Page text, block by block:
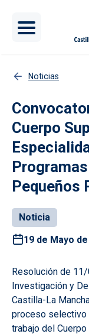
Noticias
Cuerpo
Pequeños
Noticia
19 de Mayo
Resolución de
Investigación y
Castilla-La
proceso selectivo
trabajo del